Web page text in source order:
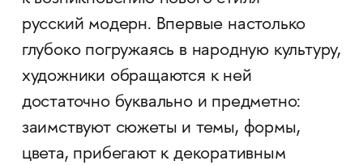
русский модерн. Впервые настолько
глубоко погружаясь в народную культуру,
художники обращаются к ней
достаточно буквально и предметно:
заимствуют сюжеты и темы, формы,
цвета, прибегают к декоративным